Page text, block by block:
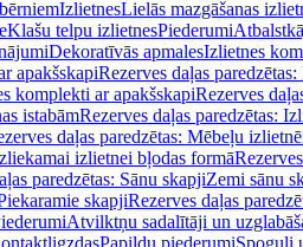
IzlietnesLielās mazgāšanas
Klašu telpu izlietnesPiederumi
Dekoratīvās apmalesIzlietnes
apakšskapiRezerves daļas
komplekti ar apakšskapiRezerves
istabāmRezerves daļas paredzētas:
daļas paredzētas: Mēbeļu
izlietnei bļodas formā
paredzētas: Sānu skapjiZemi sānu
skapjiRezerves daļas
Atvilktņu sadalītāji un
Papildu piederumiSpoguļi